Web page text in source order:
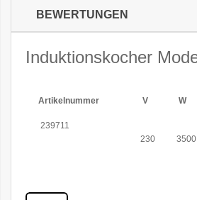
BEWERTUNGEN
Induktionskocher
Artikelnummer V W
239711
230
3500